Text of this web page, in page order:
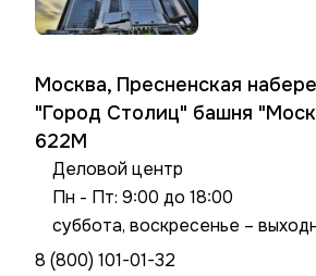
Москва, Пресненская
"Город Столиц" башня
622М
Деловой центр
Пн - Пт: 9:00 до 18:00
суббота, воскресенье –
8 (800) 101-01-32